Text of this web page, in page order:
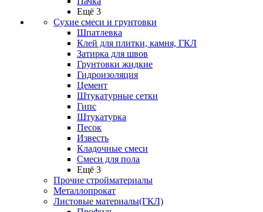
Ещё 3
Сухие смеси и грунтовки
Шпатлевка
Клей для плитки, камня, ГКЛ
Затирка для швов
Грунтовки жидкие
Гидроизоляция
Цемент
Штукатурные сетки
Гипс
Штукатурка
Песок
Известь
Кладочные смеси
Смеси для пола
Ещё 3
Прочие стройматериалы
Металлопрокат
Листовые материалы(ГКЛ)